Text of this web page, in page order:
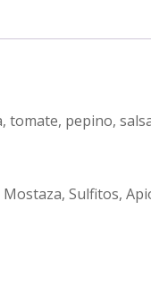
tomate, pepino,
Sulfitos,